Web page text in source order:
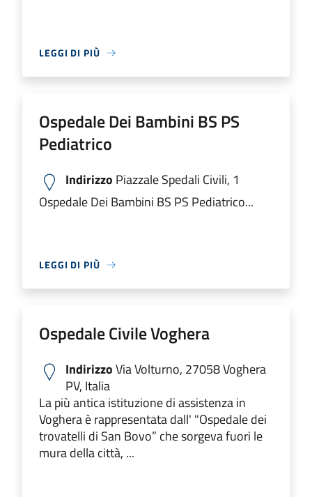
LEGGI DI PIÙ
Ospedale Dei Bambini BS PS
Pediatrico
Indirizzo Piazzale Spedali Civili, 1
Ospedale Dei Bambini BS PS Pediatrico...
LEGGI DI PIÙ
Ospedale Civile Voghera
IndirizzoVia Volturno, 27058 Voghera
PV, Italia
La più antica istituzione di assistenza in
Voghera è rappresentata dall' "Ospedale dei
trovatelli di San Bovo” che sorgeva fuori le
mura della città, ...